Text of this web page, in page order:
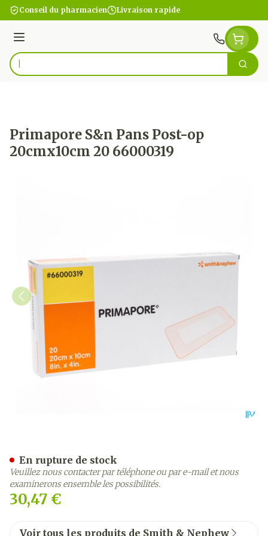
Aller au contenu
Conseil du pharmacien Livraison rapide
Menu
Rechercher
Primapore S&n Pans Post-op
20cmx10cm 20 66000319
30,47 €
En rupture de stock
Veuillez nous contacter par téléphone ou par e-mail et nous
examinerons ensemble les possibilités.
Voir tous les produits de Smith & Nephew